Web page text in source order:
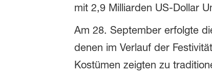
mit 2,9 Milliarden US-Dollar
Am 28. September erfolgte
denen im Verlauf der
Kostümen zeigten zu